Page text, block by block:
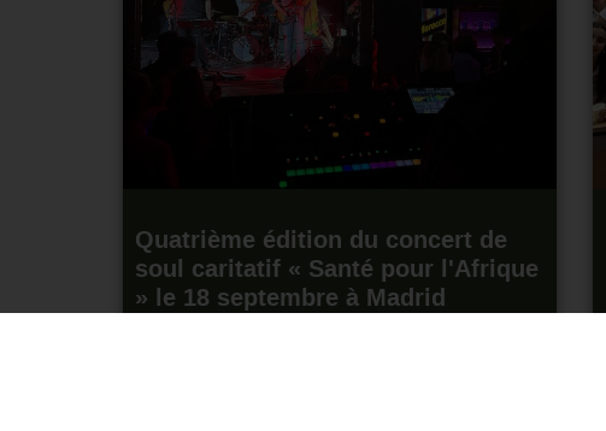
Quatrième édition du concert de
soul caritatif « Santé pour l'Afrique
» le 18 septembre à Madrid